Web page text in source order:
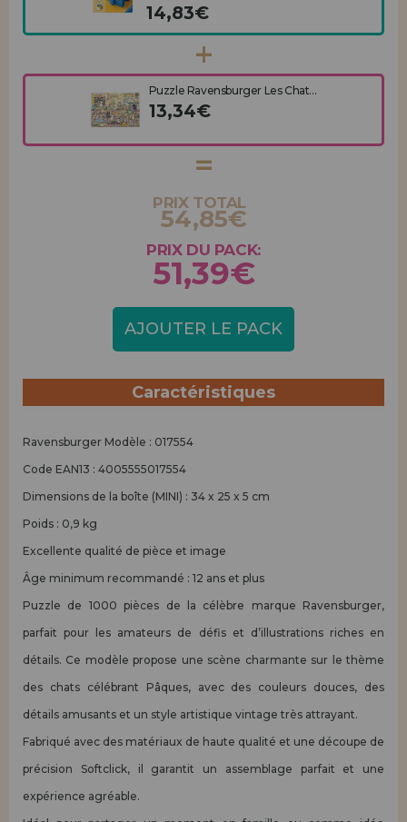
14,83€
Puzzle Ravensburger Les Chat...
13,34€
PRIX TOTAL
54,85€
PRIX DU PACK:
51,39€
AJOUTER LE PACK
Caractéristiques
Ravensburger Modèle : 017554
Code EAN13 : 4005555017554
Dimensions de la boîte (MINI) : 34 x 25 x 5 cm
Poids : 0,9 kg
Excellente qualité de pièce et image
Âge minimum recommandé : 12 ans et plus
Puzzle de 1000 pièces de la célèbre marque Ravensburger,
parfait pour les amateurs de défis et d’illustrations riches en
détails. Ce modèle propose une scène charmante sur le thème
des chats célébrant Pâques, avec des couleurs douces, des
détails amusants et un style artistique vintage très attrayant.
Fabriqué avec des matériaux de haute qualité et une découpe de
précision Softclick, il garantit un assemblage parfait et une
expérience agréable.